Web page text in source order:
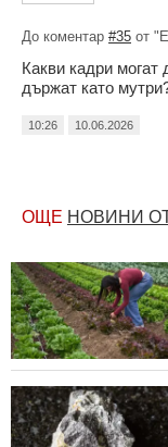
До коментар #35 от
Какви кадри могат
държат като
10:26 10.06.2026
ОЩЕ НОВИНИ